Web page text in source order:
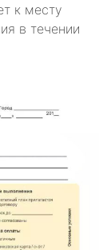
к месту
в течении